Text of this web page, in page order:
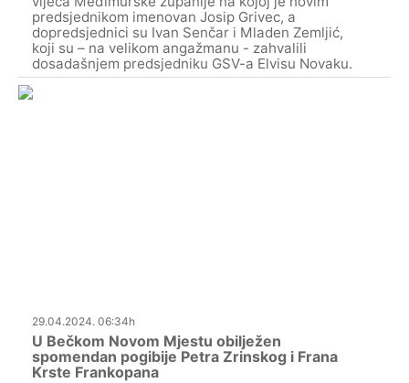
predsjednikom imenovan Josip Grivec, a
dopredsjednici su Ivan Senčar i Mladen Zemljić,
koji su – na velikom angažmanu - zahvalili
dosadašnjem predsjedniku GSV-a Elvisu Novaku.
29.04.2024. 06:34h
U Bečkom Novom Mjestu obilježen
spomendan pogibije Petra Zrinskog i Frana
Krste Frankopana